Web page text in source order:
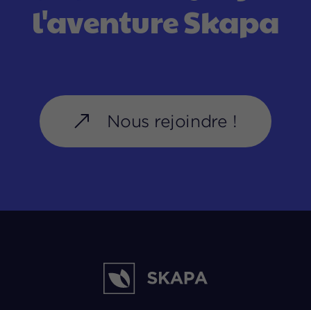
l'aventure Skapa
Nous rejoindre !